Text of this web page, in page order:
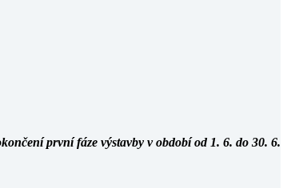
první fáze výstavby v období od 1. 6. do 30. 6.